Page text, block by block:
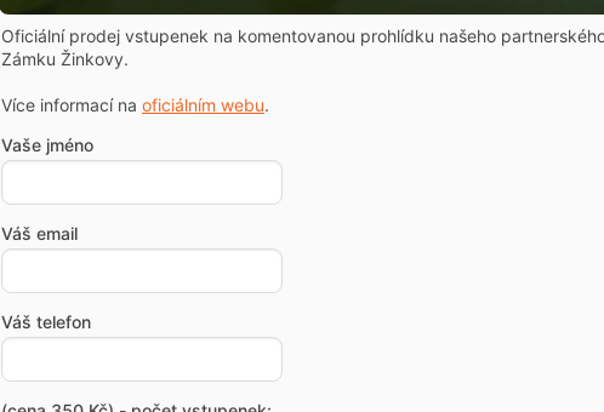
Oficiální prodej vstupenek na komentovanou prohlídku našeho
Zámku Žinkovy.
Více informací na oficiálním webu.
Vaše jméno
Váš email
Váš telefon